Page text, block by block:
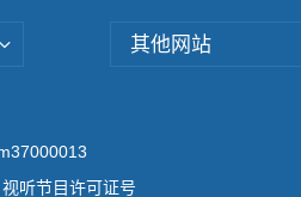
其他网站
视听节目许可证号